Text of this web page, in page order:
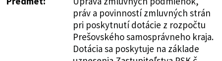
práv a povinností zmluvných strán
pri poskytnutí dotácie z rozpočtu
Prešovského samosprávneho kraja.
Dotácia sa poskytuje na základe